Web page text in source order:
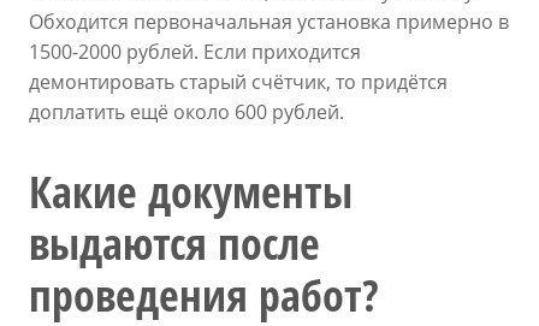
Обходится первоначальная установка примерно в
1500-2000 рублей. Если приходится
демонтировать старый счётчик, то придётся
доплатить ещё около 600 рублей.
Какие документы
выдаются после
проведения работ?